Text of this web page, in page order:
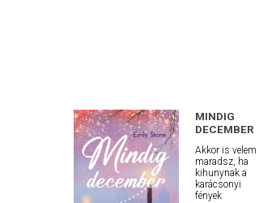
MINDIG
DECEMBER
Akkor is velem
maradsz, ha
kihunynak a
karácsonyi
fények